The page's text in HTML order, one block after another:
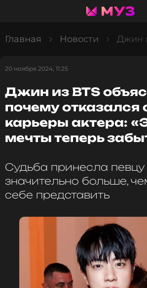
Главная Новости Джин
20 ноября 2024, 11:25
Джин из BTS
почему отказался
карьеры актера:
мечты теперь
Судьба принесла певцу
значительно больше,
себе представить